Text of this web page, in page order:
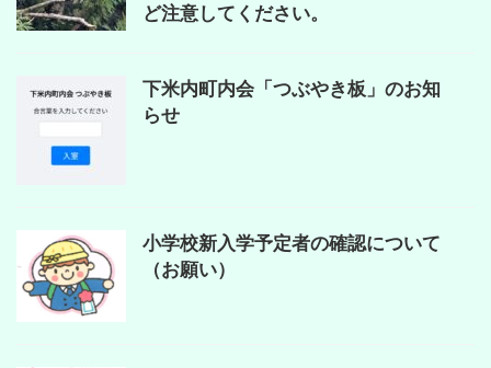
ど注意してください。
下米内町内会「つぶやき板」のお知
らせ
小学校新入学予定者の確認について
（お願い）